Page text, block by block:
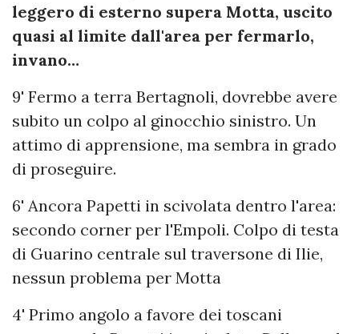
leggero di esterno supera Motta, uscito
quasi al limite dall'area per fermarlo,
invano…
9' Fermo a terra Bertagnoli, dovrebbe avere
subito un colpo al ginocchio sinistro. Un
attimo di apprensione, ma sembra in grado
di proseguire.
6' Ancora Papetti in scivolata dentro l'area:
secondo corner per l'Empoli. Colpo di testa
di Guarino centrale sul traversone di Ilie,
nessun problema per Motta
4' Primo angolo a favore dei toscani